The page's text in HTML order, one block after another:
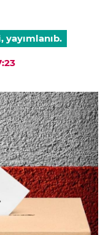
yayımlanıb.